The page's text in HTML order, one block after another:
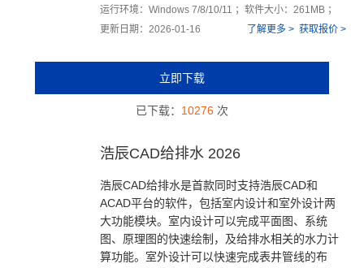
运行环境：Windows 7/8/10/11 ；软件大小：261MB ；
更新日期：2026-01-16
获取报价 >
了解更多 >
立即下载
已下载： 10276 次
浩辰CAD给排水 2026
浩辰CAD给排水是首款同时支持浩辰CAD和
ACAD平台的软件，包括室内设计和室外设计两
大功能模块。室内设计可以完成平面图、系统
图、原理图的快速绘制，及给排水相关的水力计
算功能。室外设计可以快速完成表井管线的布